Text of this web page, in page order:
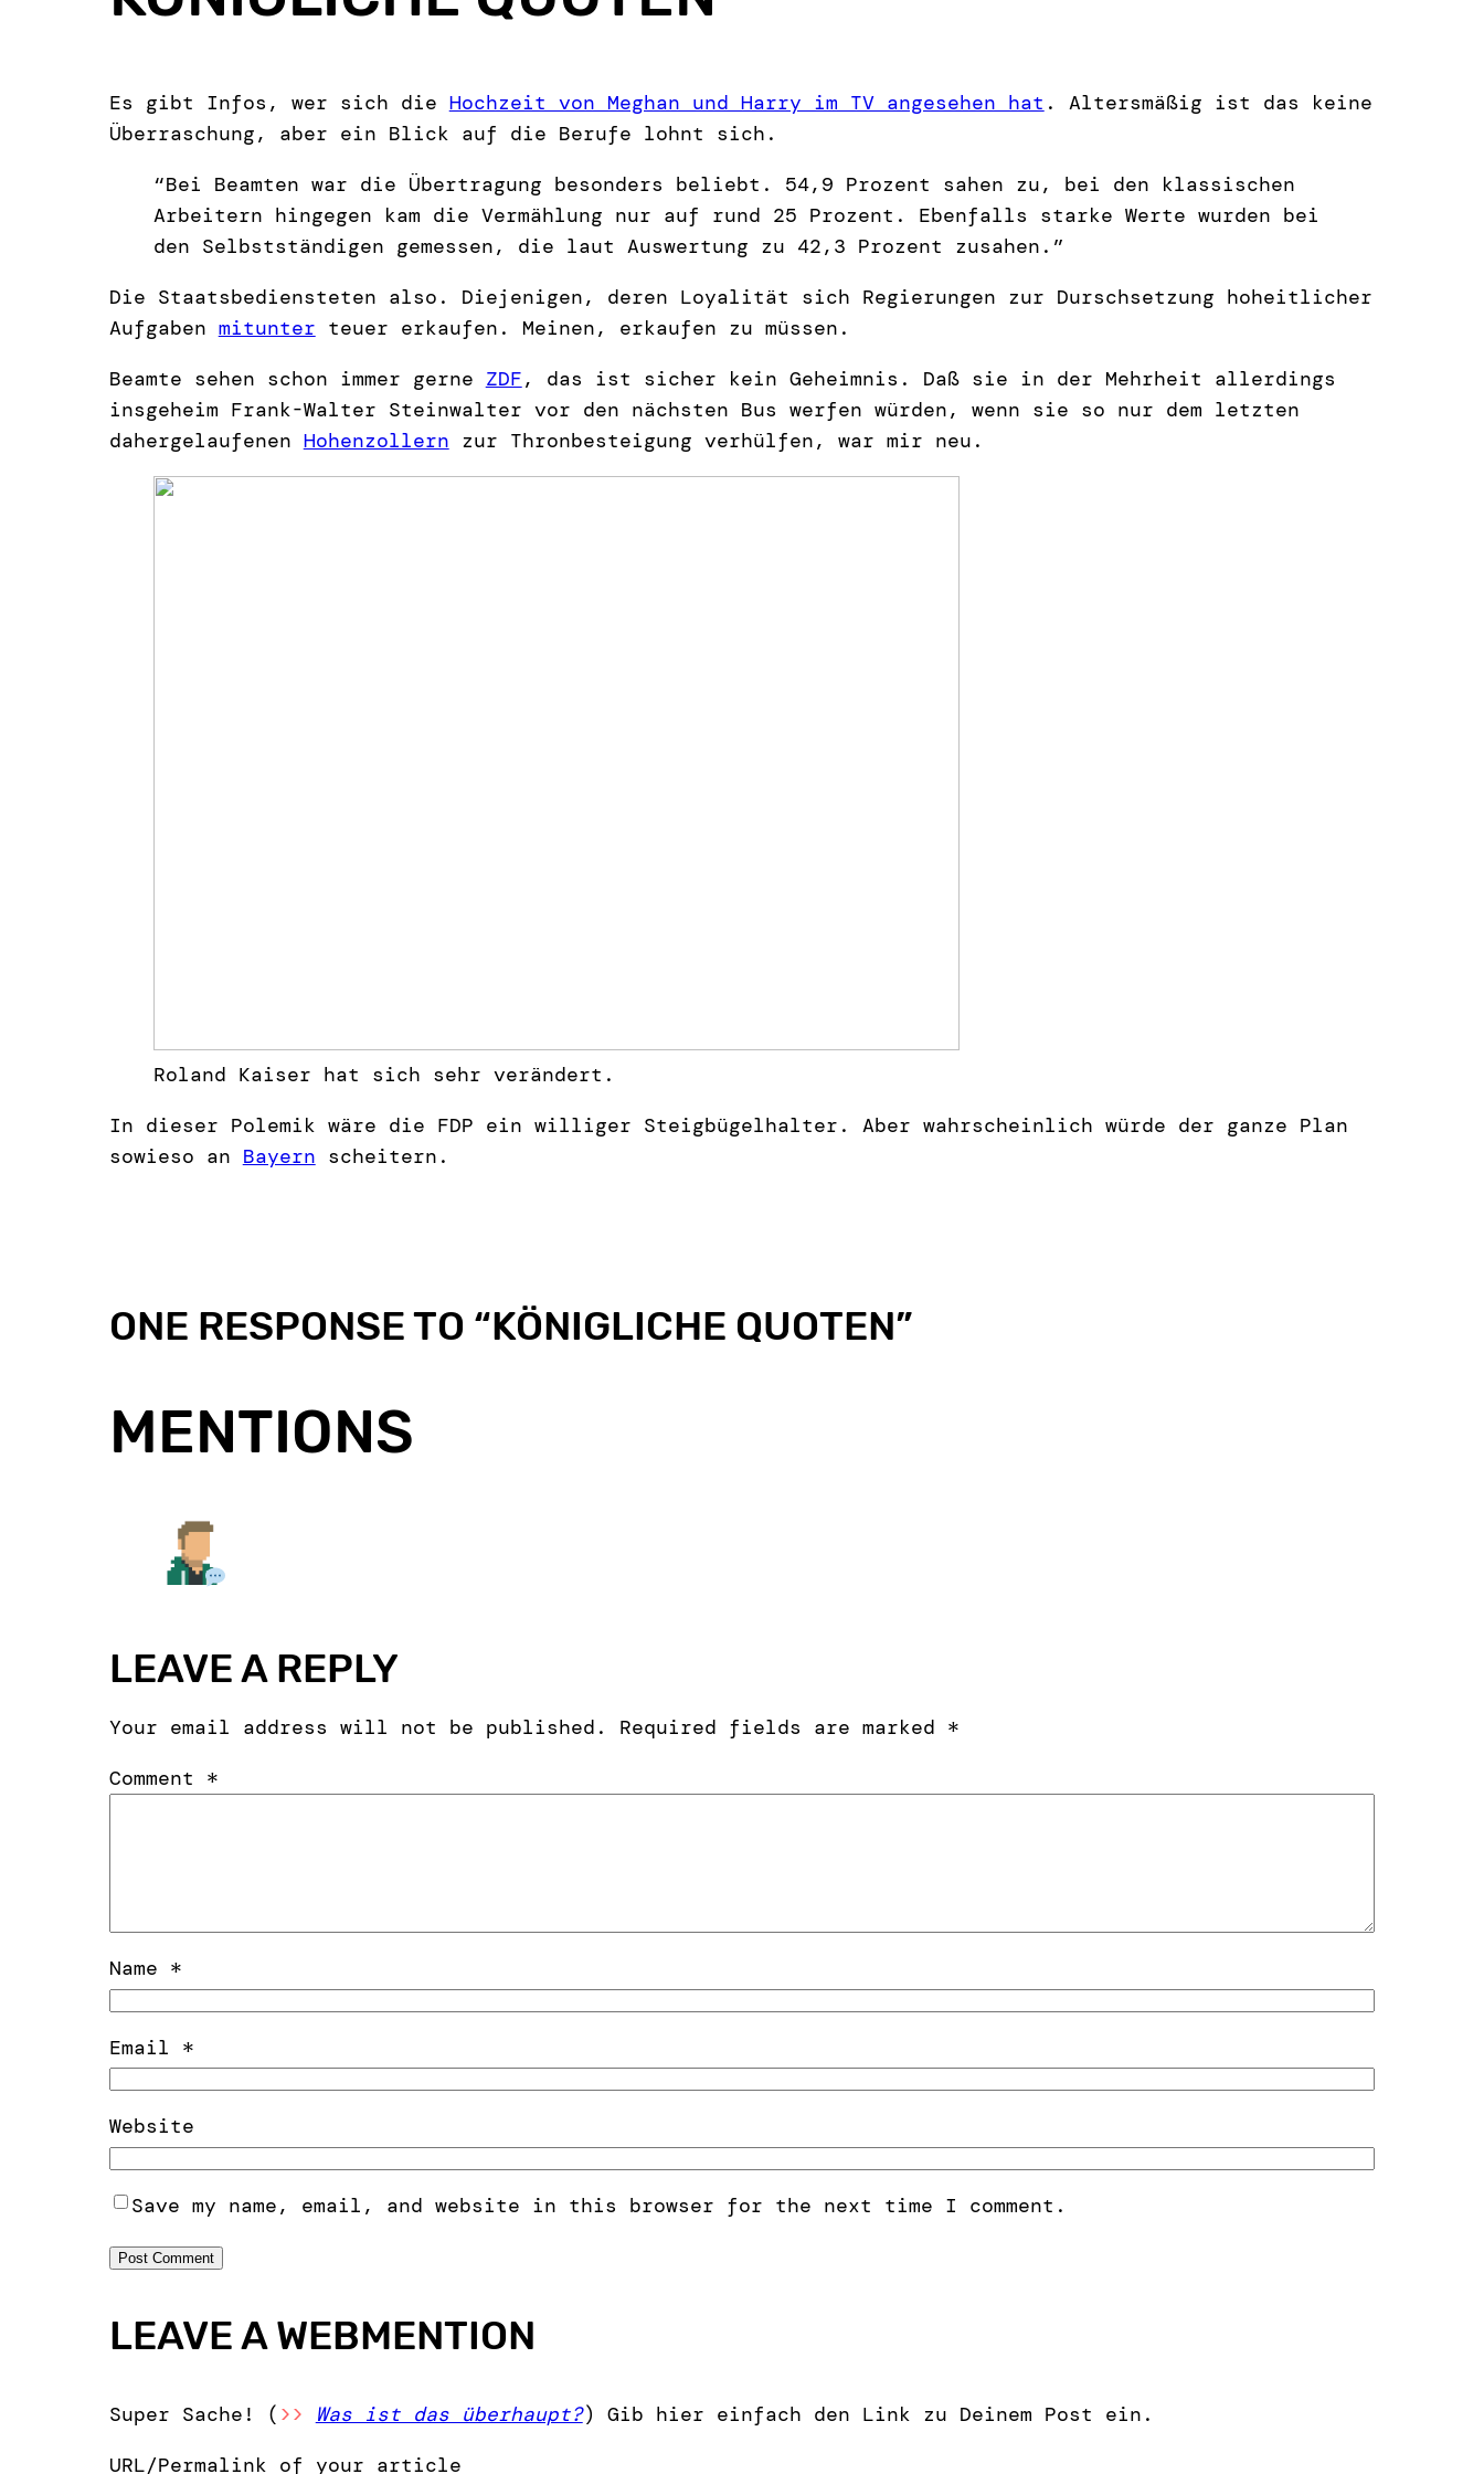
Es gibt Infos, wer sich die Hochzeit von Meghan und Harry im TV angesehen hat . Altersmäßig ist das keine
Überraschung, aber ein Blick auf die Berufe lohnt sich.
“Bei Beamten war die Übertragung besonders beliebt. 54,9 Prozent sahen zu, bei den klassischen
Arbeitern hingegen kam die Vermählung nur auf rund 25 Prozent. Ebenfalls starke Werte wurden bei
den Selbstständigen gemessen, die laut Auswertung zu 42,3 Prozent zusahen.”
Die Staatsbediensteten also. Diejenigen, deren Loyalität sich Regierungen zur Durschsetzung hoheitlicher
Aufgaben mitunter teuer erkaufen. Meinen, erkaufen zu müssen.
Beamte sehen schon immer gerne ZDF, das ist sicher kein Geheimnis. Daß sie in der Mehrheit allerdings
insgeheim Frank-Walter Steinwalter vor den nächsten Bus werfen würden, wenn sie so nur dem letzten
dahergelaufenen Hohenzollern zur Thronbesteigung verhülfen, war mir neu.
Roland Kaiser hat sich sehr verändert.
In dieser Polemik wäre die FDP ein williger Steigbügelhalter. Aber wahrscheinlich würde der ganze Plan
sowieso an Bayern scheitern.
ONE RESPONSE TO “KÖNIGLICHE QUOTEN”
MENTIONS
LEAVE A REPLY
Your email address will not be published. Required fields are marked *
Comment *
Name *
Email *
Website
Save my name, email, and website in this browser for the next time I comment.
LEAVE A WEBMENTION
Super Sache! ( >> Was ist das überhaupt?) Gib hier einfach den Link zu Deinem Post ein.
URL/Permalink of your article